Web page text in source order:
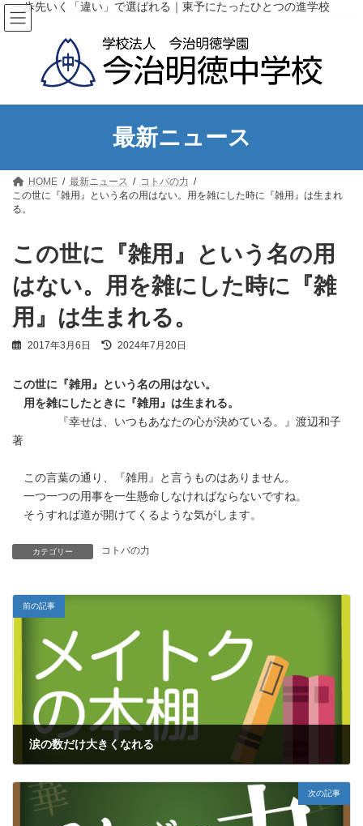
コ
ン
テ
キ
ナ
ビ
ゲ
に
一歩先いく「違い」で選ばれる｜東予にたったひとつの進学校
最新ニュース
HOME 最新ニュース
コトバの力
この世に『雑用』という名の用はない。用を雑にした時に『雑用』は生まれ
る。
この世に『雑用』という名の用
はない。用を雑にした時に『雑
用』は生まれる。
2017年3月6日
最
新
日
:
2024年7月20日
この世に『雑用』という名の用はない。
用を雑にしたときに『雑用』は生まれる。
『幸せは、いつもあなたの心が決めている。』渡辺和子
著
この言葉の通り、『雑用』と言うものはありません。
一つ一つの用事を一生懸命しなければならないですね。
そうすれば道が開けてくるような気がします。
カテゴリー コトバの力
前の記事
涙の数だけ大きくなれる
次の記事